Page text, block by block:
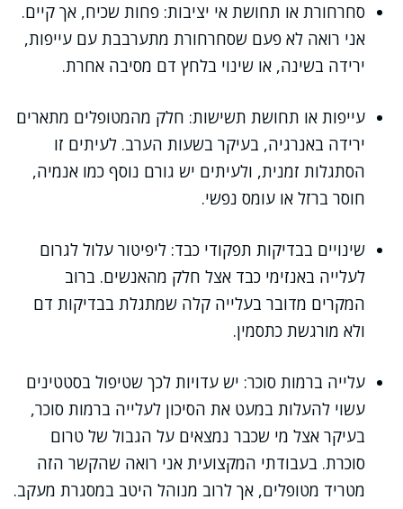
סחרחורת או תחושת אי יציבות: פחות שכיח, אך קיים.
אני רואה לא פעם שסחרחורת מתערבבת עם עייפות,
ירידה בשינה, או שינוי בלחץ דם מסיבה אחרת.
עייפות או תחושת תשישות: חלק מהמטופלים מתארים
ירידה באנרגיה, בעיקר בשעות הערב. לעיתים זו
הסתגלות זמנית, ולעיתים יש גורם נוסף כמו אנמיה,
חוסר ברזל או עומס נפשי.
שינויים בבדיקות תפקודי כבד: ליפיטור עלול לגרום
לעלייה באנזימי כבד אצל חלק מהאנשים. ברוב
המקרים מדובר בעלייה קלה שמתגלת בבדיקות דם
ולא מורגשת כתסמין.
עלייה ברמות סוכר: יש עדויות לכך שטיפול בסטטינים
עשוי להעלות במעט את הסיכון לעלייה ברמות סוכר,
בעיקר אצל מי שכבר נמצאים על הגבול של טרום
סוכרת. בעבודתי המקצועית אני רואה שהקשר הזה
מטריד מטופלים, אך לרוב מנוהל היטב במסגרת מעקב.